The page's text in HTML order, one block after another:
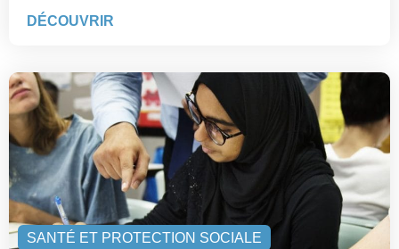
DÉCOUVRIR
SANTÉ ET PROTECTION SOCIALE